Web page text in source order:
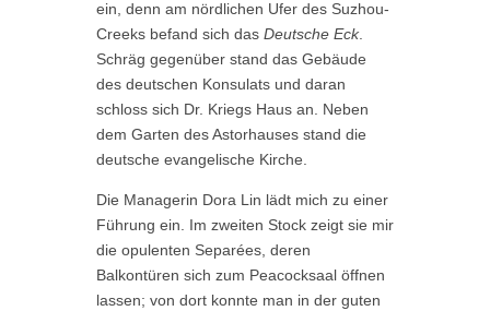
ein, denn am nördlichen Ufer des Suzhou-
Creeks befand sich das Deutsche Eck.
Schräg gegenüber stand das Gebäude
des deutschen Konsulats und daran
schloss sich Dr. Kriegs Haus an. Neben
dem Garten des Astorhauses stand die
deutsche evangelische Kirche.
Die Managerin Dora Lin lädt mich zu einer
Führung ein. Im zweiten Stock zeigt sie mir
die opulenten Separées, deren
Balkontüren sich zum Peacocksaal öffnen
lassen; von dort konnte man in der guten